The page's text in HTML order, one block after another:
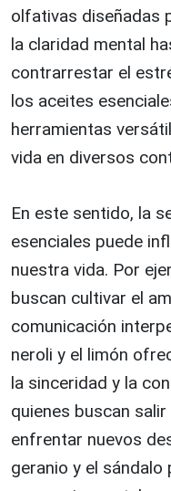
olfativas diseñadas
la claridad mental
contrarrestar el
los aceites
herramientas
vida en diversos
En este sentido, la
esenciales puede
nuestra vida. Por
buscan cultivar el
comunicación
neroli y el limón
la sinceridad y la
quienes buscan
enfrentar nuevos
geranio y el sándalo